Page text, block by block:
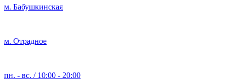
м. Бабушкинская
м. Отрадное
пн. - вс. / 10:00 - 20:00